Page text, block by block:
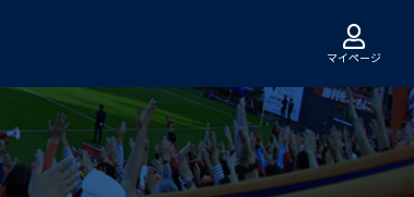
マイページ